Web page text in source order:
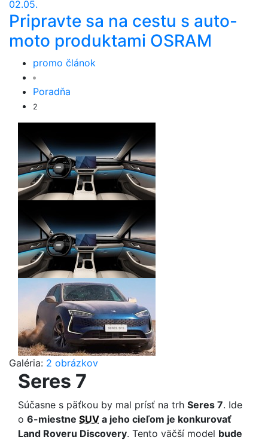
02.05.
Pripravte sa na cestu s auto-
moto produktami OSRAM
promo článok
Poradňa
2
Galéria: 2 obrázkov
Seres 7
Súčasne s päťkou by mal prísť na trh Seres 7. Ide
o 6-miestne SUV a jeho cieľom je konkurovať
Land Roveru Discovery. Tento väčší model bude